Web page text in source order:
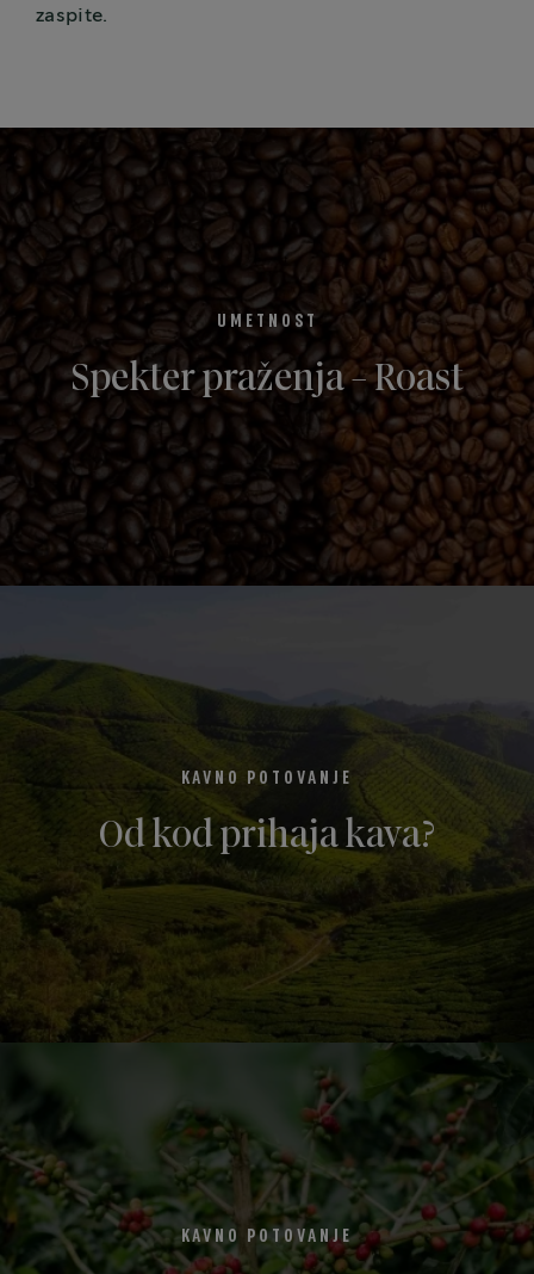
zaspite.
UMETNOST
Spekter praženja - Roast
KAVNO POTOVANJE
Od kod prihaja kava?
KAVNO POTOVANJE